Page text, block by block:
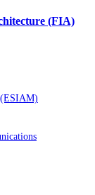
(FIA)
(ESIAM)